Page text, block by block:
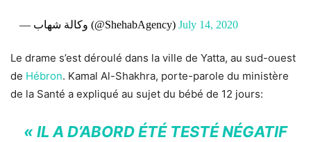
— وكالة شهاب (@ShehabAgency) July 14, 2020
Le drame s’est déroulé dans la ville de Yatta, au sud-ouest
de Hébron. Kamal Al-Shakhra, porte-parole du ministère
de la Santé a expliqué au sujet du bébé de 12 jours:
« IL A D’ABORD ÉTÉ TESTÉ NÉGATIF